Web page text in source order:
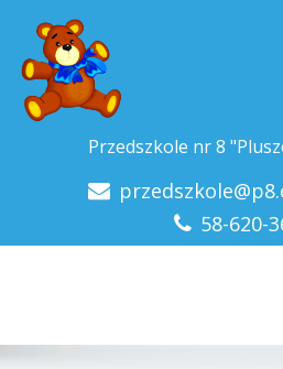
Przedszkole nr 8
58-620-